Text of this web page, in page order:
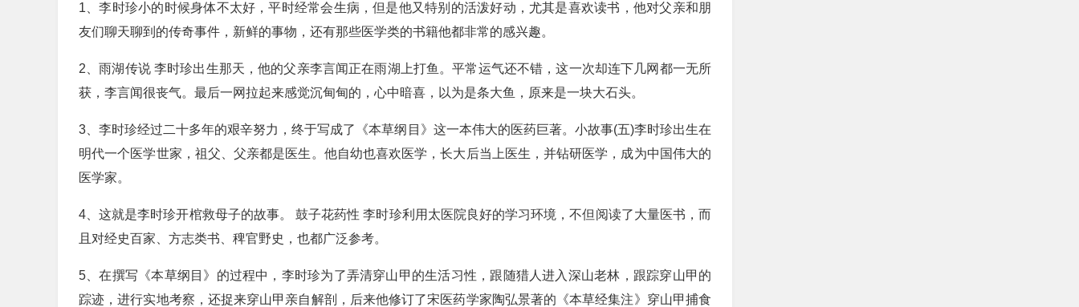
1、李时珍小的时候身体不太好，平时经常会生病，但是他又特别的活泼好动，尤其是喜欢读书，他对父亲和朋
友们聊天聊到的传奇事件，新鲜的事物，还有那些医学类的书籍他都非常的感兴趣。
2、雨湖传说 李时珍出生那天，他的父亲李言闻正在雨湖上打鱼。平常运气还不错，这一次却连下几网都一无所
获，李言闻很丧气。最后一网拉起来感觉沉甸甸的，心中暗喜，以为是条大鱼，原来是一块大石头。
3、李时珍经过二十多年的艰辛努力，终于写成了《本草纲目》这一本伟大的医药巨著。小故事(五)李时珍出生在
明代一个医学世家，祖父、父亲都是医生。他自幼也喜欢医学，长大后当上医生，并钻研医学，成为中国伟大的
医学家。
4、这就是李时珍开棺救母子的故事。 鼓子花药性 李时珍利用太医院良好的学习环境，不但阅读了大量医书，而
且对经史百家、方志类书、稗官野史，也都广泛参考。
5、在撰写《本草纲目》的过程中，李时珍为了弄清穿山甲的生活习性，跟随猎人进入深山老林，跟踪穿山甲的
踪迹，进行实地考察，还捉来穿山甲亲自解剖，后来他修订了宋医药学家陶弘景著的《本草经集注》穿山甲捕食